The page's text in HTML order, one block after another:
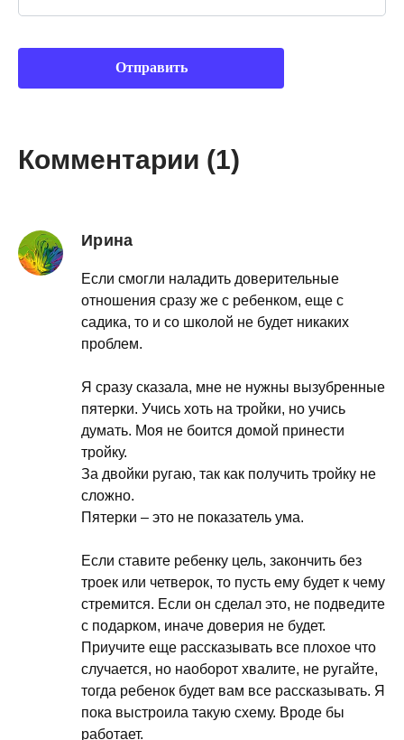
Комментарии (1)
Ирина
Если смогли наладить доверительные
отношения сразу же с ребенком, еще с
садика, то и со школой не будет никаких
проблем.
Я сразу сказала, мне не нужны вызубренные
пятерки. Учись хоть на тройки, но учись
думать. Моя не боится домой принести
тройку.
За двойки ругаю, так как получить тройку не
сложно.
Пятерки – это не показатель ума.
Если ставите ребенку цель, закончить без
троек или четверок, то пусть ему будет к чему
стремится. Если он сделал это, не подведите
с подарком, иначе доверия не будет.
Приучите еще рассказывать все плохое что
случается, но наоборот хвалите, не ругайте,
тогда ребенок будет вам все рассказывать. Я
пока выстроила такую схему. Вроде бы
работает.